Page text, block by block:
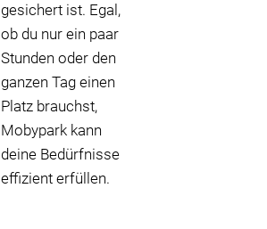
gesichert ist. Egal,
ob du nur ein paar
Stunden oder den
ganzen Tag einen
Platz brauchst,
Mobypark kann
deine Bedürfnisse
effizient erfüllen.